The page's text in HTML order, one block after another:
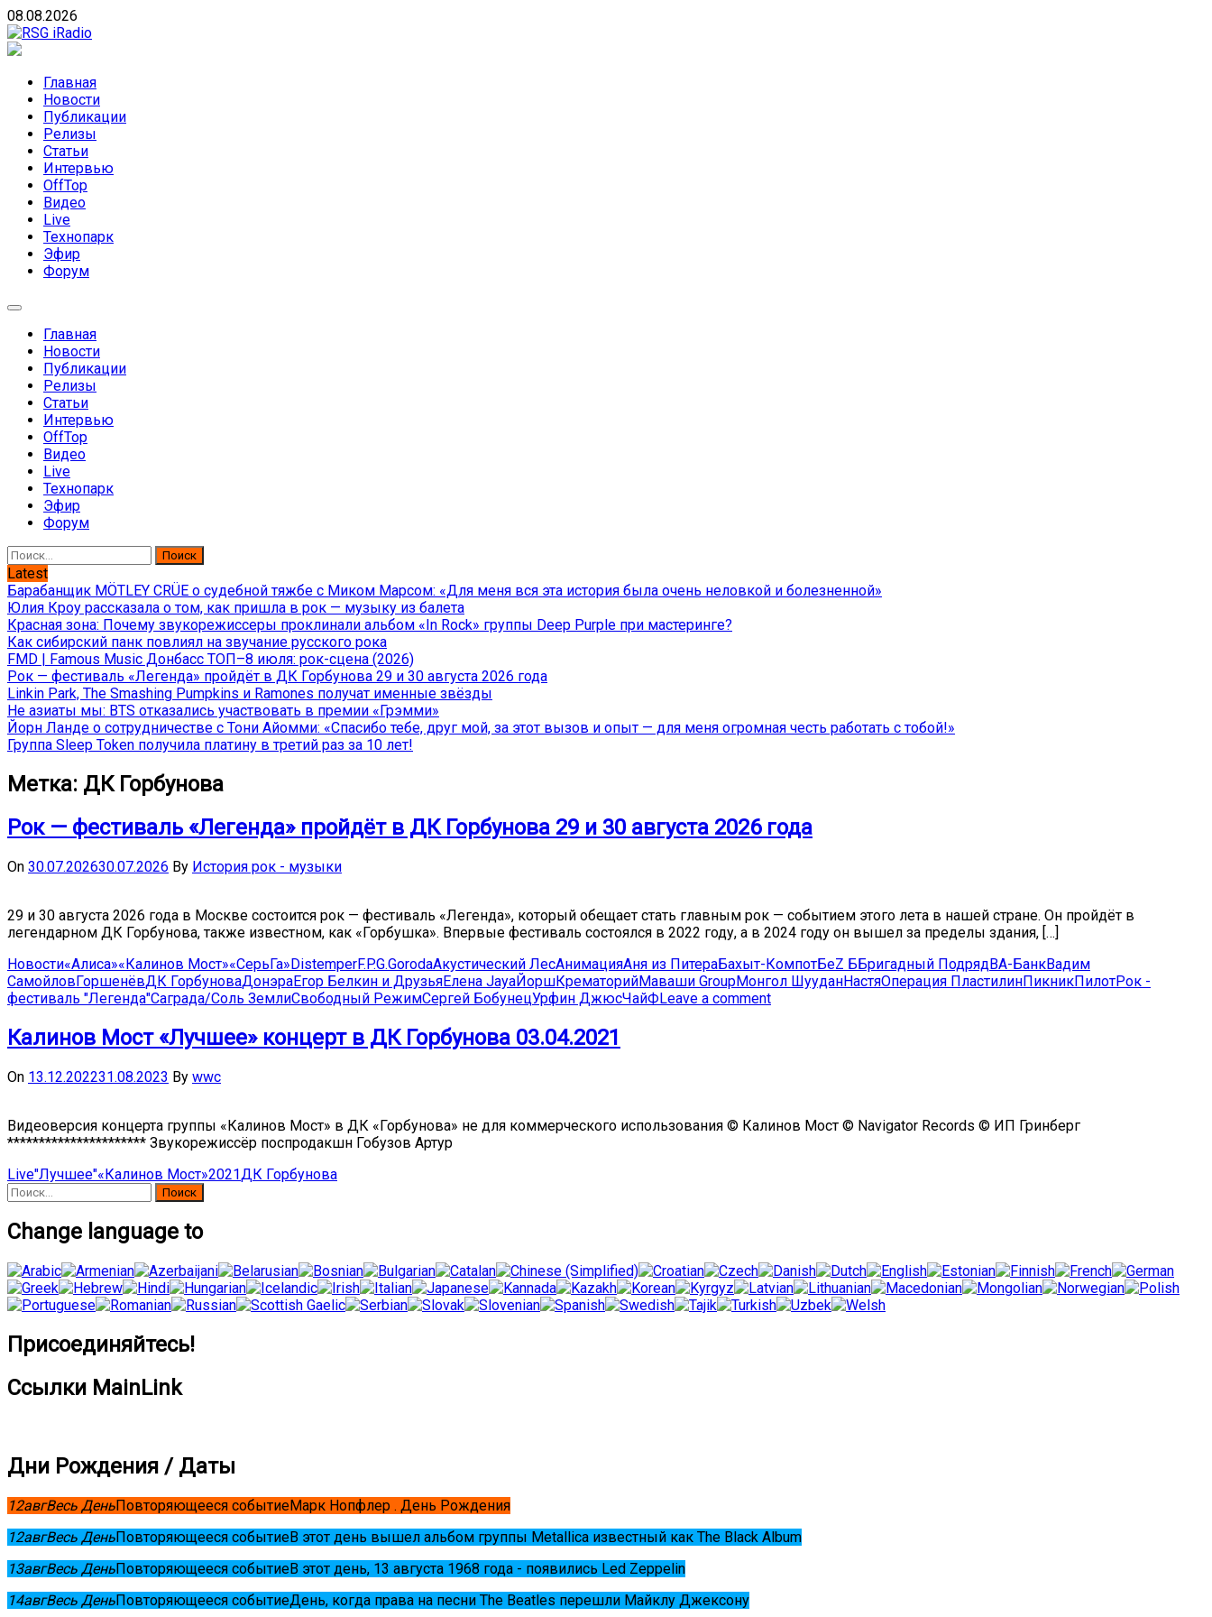
Skip
to
content
08.08.2026
Главная
Новости
Публикации
Релизы
Статьи
Интервью
OffTop
Видео
Live
Технопарк
Эфир
Форум
Главная
Новости
Публикации
Релизы
Статьи
Интервью
OffTop
Видео
Live
Технопарк
Эфир
Форум
Найти:
Latest
Барабанщик MÖTLEY CRÜE о судебной тяжбе с Миком Марсом: «Для меня вся эта история была очень неловкой и болезненной»
Юлия Кроу рассказала о том, как пришла в рок — музыку из балета
Красная зона: Почему звукорежиссеры проклинали альбом «In Rock» группы Deep Purple при мастеринге?
Как сибирский панк повлиял на звучание русского рока
FMD | Famous Music Донбасс ТОП–8 июля: рок-сцена (2026)
Рок — фестиваль «Легенда» пройдёт в ДК Горбунова 29 и 30 августа 2026 года
Linkin Park, The Smashing Pumpkins и Ramones получат именные звёзды
Не азиаты мы: BTS отказались участвовать в премии «Грэмми»
Йорн Ланде о сотрудничестве с Тони Айомми: «Спасибо тебе, друг мой, за этот вызов и опыт — для меня огромная честь работать с тобой!»
Группа Sleep Token получила платину в третий раз за 10 лет!
Метка: ДК Горбунова
Рок — фестиваль «Легенда» пройдёт в ДК Горбунова 29 и 30 августа 2026 года
On 30.07.202630.07.2026 By История рок - музыки
29 и 30 августа 2026 года в Москве состоится рок — фестиваль «Легенда», который обещает стать главным рок — событием этого лета в нашей стране. Он пройдёт в
легендарном ДК Горбунова, также известном, как «Горбушка». Впервые фестиваль состоялся в 2022 году, а в 2024 году он вышел за пределы здания, […]
Новости«Алиса»«Калинов Мост»«СерьГа»DistemperF.P.G.GorodaАкустический ЛесАнимацияАня из ПитераБахыт-КомпотБеZ ББригадный ПодрядВА-БанкВадим
СамойловГоршенёвДК ГорбуноваДонэраЕгор Белкин и ДрузьяЕлена JayaЙоршКрематорийМаваши GroupМонгол ШууданНастяОперация ПластилинПикникПилотРок -
фестиваль "Легенда"Саграда/Соль ЗемлиСвободный РежимСергей БобунецУрфин ДжюсЧайФLeave a comment
Калинов Мост «Лучшее» концерт в ДК Горбунова 03.04.2021
On 13.12.202231.08.2023 By wwc
Видеоверсия концерта группы «Калинов Мост» в ДК «Горбунова» не для коммерческого использования © Калинов Мост © Navigator Records © ИП Гринберг
********************** Звукорежиссёр поспродакшн Гобузов Артур
Live"Лучшее"«Калинов Мост»2021ДК Горбунова
Найти:
Change language to
Присоединяйтесь!
Ссылки MainLink
Дни Рождения / Даты
12авгВесь ДеньПовторяющееся событиеМарк Нопфлер . День Рождения
12авгВесь ДеньПовторяющееся событиеВ этот день вышел альбом группы Metallica известный как The Black Album
13авгВесь ДеньПовторяющееся событиеВ этот день, 13 августа 1968 года - появились Led Zeppelin
14авгВесь ДеньПовторяющееся событиеДень, когда права на песни The Beatles перешли Майклу Джексону